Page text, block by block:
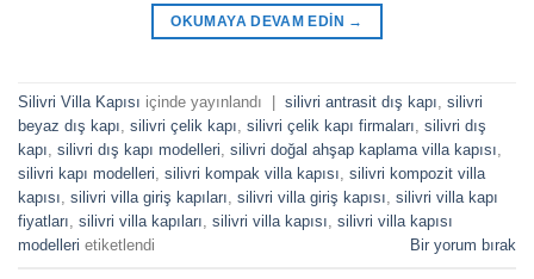
OKUMAYA DEVAM EDIN →
Silivri Villa Kapısı içinde yayınlandı silivri antrasit dış kapı, silivri
beyaz dış kapı, silivri çelik kapı, silivri çelik kapı firmaları, silivri dış
kapı, silivri dış kapı modelleri, silivri doğal ahşap kaplama villa kapısı,
silivri kapı modelleri, silivri kompak villa kapısı, silivri kompozit villa
kapısı, silivri villa giriş kapıları, silivri villa giriş kapısı, silivri villa kapı
fiyatları, silivri villa kapıları, silivri villa kapısı, silivri villa kapısı
modelleri etiketlendi Bir yorum bırak